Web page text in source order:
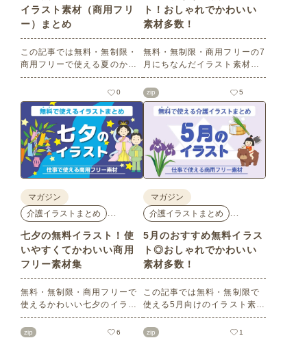
イラスト素材（商用フリ
ー）まとめ
この記事では無料・無制限・
商用フリーで使える夏のかわ
いいイラスト素材を多数ご紹
介いたします。夏の花である
ひまわりや朝顔、夏祭り、花
火、七夕など夏ならではのか
わいいイラストをご用意！ポ
スターやパンフレットなどで
使いやすいテイストなので、
ぜひご活用ください。
0
ト！おしゃれでかわいい
素材多数！
無料・無制限・商用フリーの7
月にちなんだイラスト素材を
多数ご紹介します。どれも印
刷に適した解像度で、点数制
限なしで自由に使える素材ば
かり♪どなたでもご利用いただ
けます！ぜひご活用くださ
い。
zip 5
マガジン
介護イラストまとめ
七夕の無料イラスト！使
いやすくてかわいい商用
フリー素材集
無料・無制限・商用フリーで
使えるかわいい七夕のイラス
ト素材をご紹介します。短冊
の印刷用テンプレート、飾り
zip 6
マガジン
介護イラストまとめ
5月のおすすめ無料イラス
ト◎おしゃれでかわいい
素材多数！
この記事では無料・無制限で
使える5月向けのイラスト素材
を多数ご紹介します。商用フ
リーの可愛くておしゃれなイ
zip 1